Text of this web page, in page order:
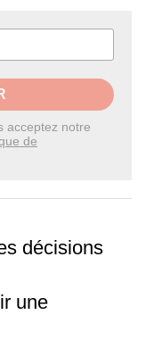
acceptez notre
de
décisions
une